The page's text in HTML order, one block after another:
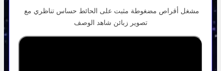
تصوير زبائن شاهد الوصف